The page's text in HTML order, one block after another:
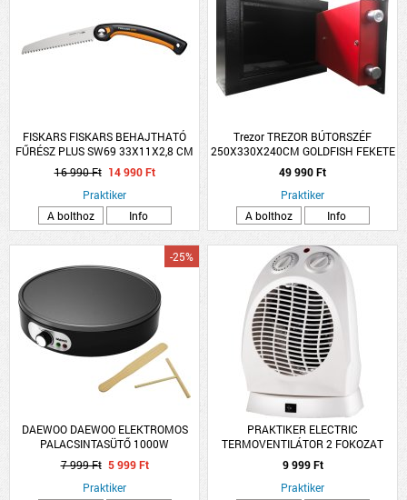
FISKARS FISKARS BEHAJTHATÓ
FŰRÉSZ PLUS SW69 33X11X2,8 CM
ACÉL
16 990 Ft 14 990 Ft
Praktiker
A bolthoz
Info
Trezor TREZOR BÚTORSZÉF
250X330X240CM GOLDFISH FEKETE
MABISZ &quot;A&quot;
49 990 Ft
Praktiker
A bolthoz
Info
DAEWOO DAEWOO ELEKTROMOS
PALACSINTASÜTŐ 1000W
-25%
7 999 Ft 5 999 Ft
Praktiker
PRAKTIKER ELECTRIC
TERMOVENTILÁTOR 2 FOKOZAT
1000/2000W OSZCILLÁCIÓS 230V
50HZ FEHÉR
9 999 Ft
Praktiker